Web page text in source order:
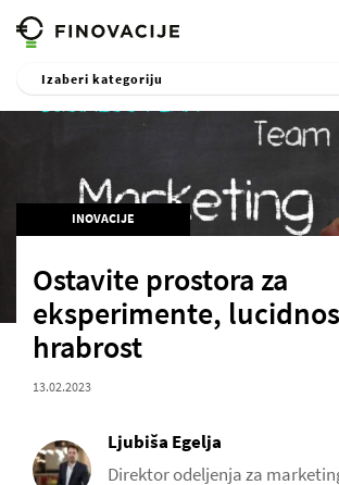
Izaberi kategoriju
INOVACIJE
Ostavite prostora za
eksperimente,
hrabrost
13.02.2023
Ljubiša Egelja
Direktor odeljenja za